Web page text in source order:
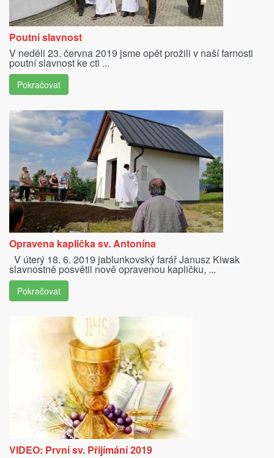
Poutní slavnost
V neděli 23. června 2019 jsme opět prožili v naší farnosti
poutní slavnost ke cti ...
Pokračovat
Opravena kaplička sv. Antonína
V úterý 18. 6. 2019 jablunkovský farář Janusz Kiwak
slavnostně posvětil nově opravenou kapličku, ...
Pokračovat
VIDEO: První sv. Přijímání 2019